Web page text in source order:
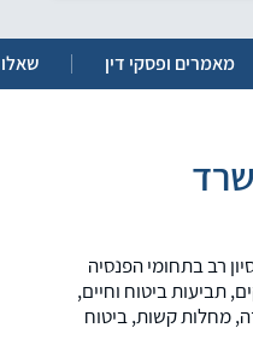
מאמרים ופסקי דין
רב בתחומי הפנסיה
תביעות ביטוח וחיים,
מחלות קשות, ביטוח